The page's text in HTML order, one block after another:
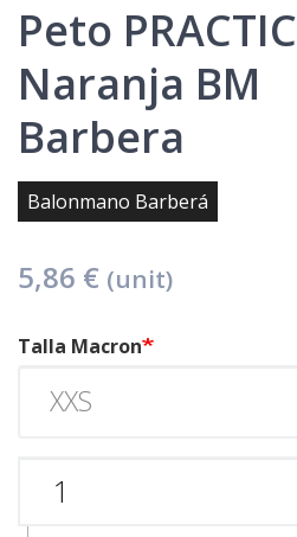
Peto PRACTIC
Naranja BM
Barbera
Balonmano Barberá
5,86 € (unit)
Talla Macron